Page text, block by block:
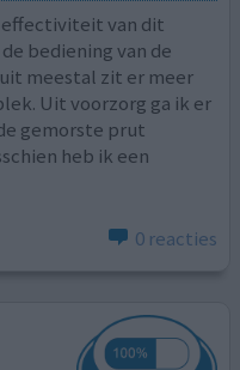
effectiviteit van dit
bediening van de
meestal zit er meer
Uit voorzorg ga ik er
gemorste prut
heb ik een
0 reacties